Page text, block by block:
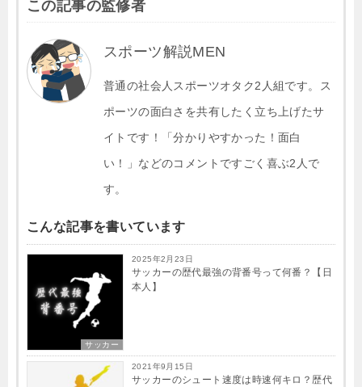
e
b
o
o
er n
a
k
et
y
Li
k
この記事の監修者
スポーツ解説MEN
普通の社会人スポーツオタク2人組です。ス
ポーツの面白さを共有したく立ち上げたサ
イトです！「分かりやすかった！面白
い！」などのコメントですごく喜ぶ2人で
す。
こんな記事を書いています
サッカー
2025年2月23日
サッカーの歴代最強の背番号って何番？【日
本人】
2021年9月15日
サッカーのシュート速度は時速何キロ？歴代